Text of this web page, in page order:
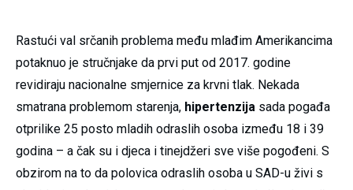
Rastući val srčanih problema među mlađim Amerikancima
potaknuo je stručnjake da prvi put od 2017. godine
revidiraju nacionalne smjernice za krvni tlak. Nekada
smatrana problemom starenja, hipertenzija sada pogađa
otprilike 25 posto mladih odraslih osoba između 18 i 39
godina – a čak su i djeca i tinejdžeri sve više pogođeni. S
obzirom na to da polovica odraslih osoba u SAD-u živi s